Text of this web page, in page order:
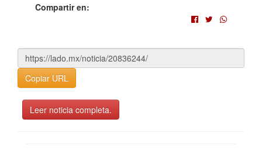
Compartir en:
Copiar URL
Leer noticia completa.